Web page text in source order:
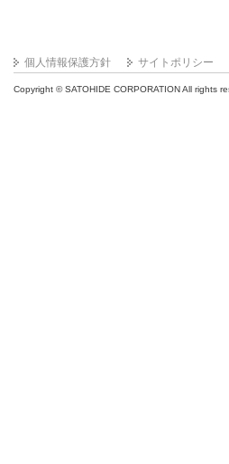
個人情報保護方針 サイトポリシー
Copyright © SATOHIDE CORPORATION All rights